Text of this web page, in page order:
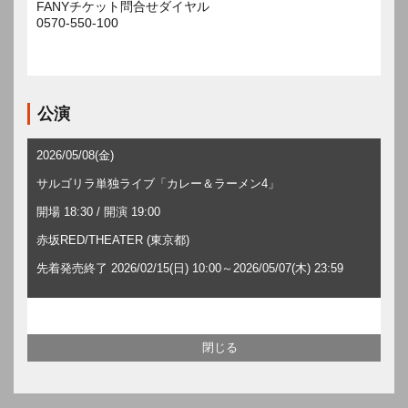
FANYチケット問合せダイヤル
0570-550-100
公演
2026/05/08(金)
サルゴリラ単独ライブ「カレー＆ラーメン4」
開場 18:30 / 開演 19:00
赤坂RED/THEATER (東京都)
先着発売終了 2026/02/15(日) 10:00～2026/05/07(木) 23:59